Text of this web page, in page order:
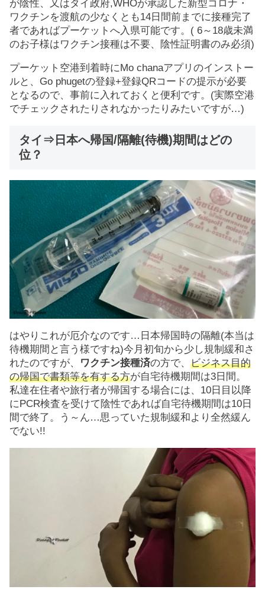
が陰性、又はタイ政府,WHOが承認した新型コロナ・
ワクチンを渡航の少なくとも14日間前までに接種完了
者であればプーケットへ入県可能です。( 6～18歳未満
のお子様はワクチン接種は不要、陰性証明書のみ必須)
プーケット空港到着時にMo chanaアプリのインストー
ルと、Go phugetの登録+登録QRコードの提示が必要
となるので、事前に入れておくと便利です。(実際空港
でチェックされたりされなかったりみたいですが…)
タイ⇒日本へ帰国/隔離(待機)期間はどの
位？
はやりこれが厄介なのです…日本帰国時の隔離(本当は
待機期間と言う様ですね)今月初旬から少し規制緩和さ
れたのですが、
ワクチン接種済の方で、 ビジネス目的
の帰国で書類等を有する方が自宅待機期間は3日間。
私達在住者や旅行者が帰国する場合には、10日目以降
にPCR検査を受けて陰性であれば自宅待機期間は10日
間で終了。う～ん…思っていた規制緩和より全然緩ん
でない!!